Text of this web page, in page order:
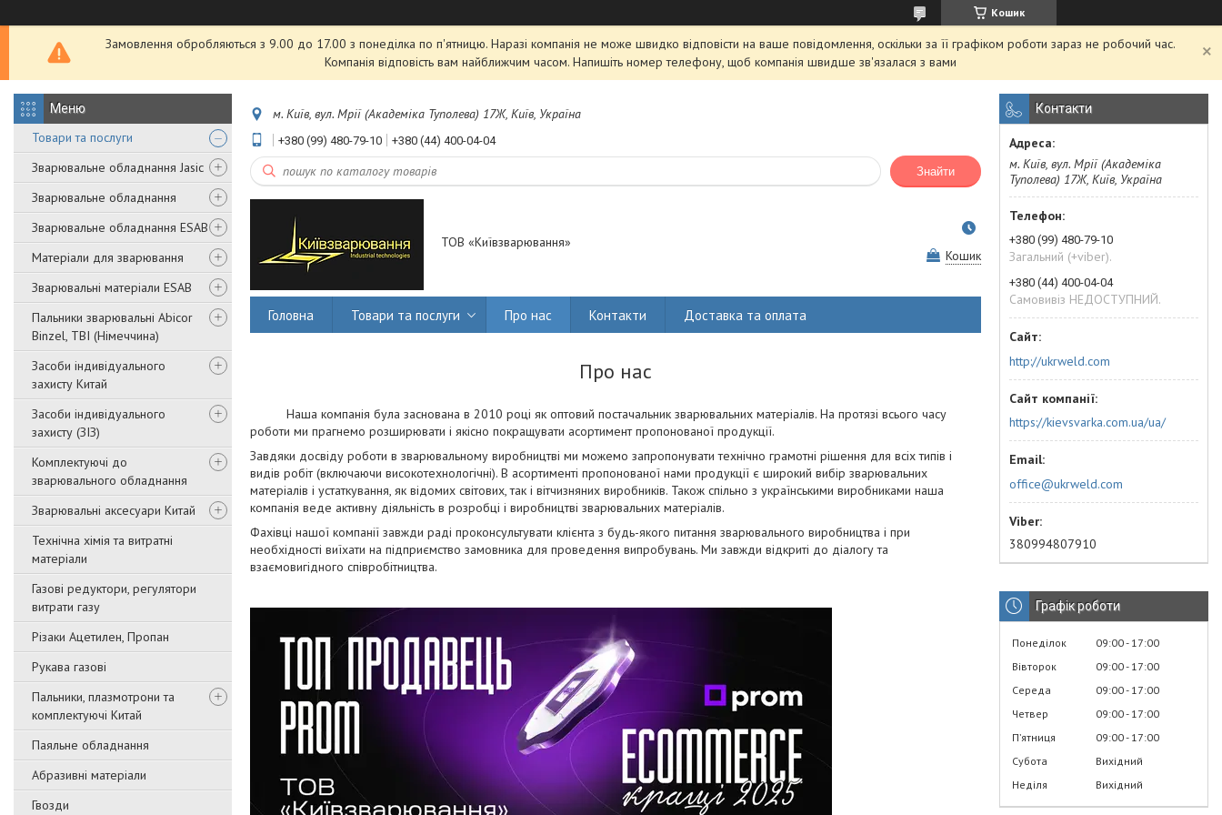
Кошик
Замовлення обробляються з 9.00 до 17.00 з понеділка по п'ятницю. Наразі компанія не може швидко відповісти на ваше повідомлення, оскільки за її графіком роботи зараз не робочий час.
Компанія відповість вам найближчим часом. Напишіть номер телефону, щоб компанія швидше зв'язалася з вами
Товари та послуги
Зварювальне обладнання Jasic
Зварювальне обладнання
Зварювальне обладнання ESAB
Матеріали для зварювання
Зварювальні матеріали ESAB
Пальники зварювальні Abicor
Binzel, TBI (Німеччина)
Засоби індивідуального
захисту Китай
Засоби індивідуального
захисту (ЗІЗ)
Комплектуючі до
зварювального обладнання
Зварювальні аксесуари Китай
Технічна хімія та витратні
матеріали
Газові редуктори, регулятори
витрати газу
Різаки Ацетилен, Пропан
Рукава газові
Пальники, плазмотрони та
комплектуючі Китай
Паяльне обладнання
Абразивні матеріали
Гвозди
м. Київ, вул. Мрії (Академіка Туполева) 17Ж, Київ, Україна
+380 (99) 480-79-10 +380 (44) 400-04-04
Знайти
ТОВ «Київзварювання»
Кошик
Головна Товари та послуги Про нас Контакти Доставка та оплата
Про нас
Наша компанія була заснована в 2010 році як оптовий постачальник зварювальних матеріалів. На протязі всього часу
роботи ми прагнемо розширювати і якісно покращувати асортимент пропонованої продукції.
Завдяки досвіду роботи в зварювальному виробництві ми можемо запропонувати технічно грамотні рішення для всіх типів і
видів робіт (включаючи високотехнологічні). В асортименті пропонованої нами продукції є широкий вибір зварювальних
матеріалів і устаткування, як відомих світових, так і вітчизняних виробників. Також спільно з українськими виробниками наша
компанія веде активну діяльність в розробці і виробництві зварювальних матеріалів.
Фахівці нашої компанії завжди раді проконсультувати клієнта з будь-якого питання зварювального виробництва і при
необхідності виїхати на підприємство замовника для проведення випробувань. Ми завжди відкриті до діалогу та
взаємовигідного співробітництва.
Контакти
м. Київ, вул. Мрії (Академіка
Туполева) 17Ж, Київ, Україна
+380 (99) 480-79-10
Загальний (+viber).
+380 (44) 400-04-04
Самовивіз НЕДОСТУПНИЙ.
http://ukrweld.com
https://kievsvarka.com.ua/ua/
office@ukrweld.com
380994807910
Графік роботи
Понеділок 09:00 17:00
Вівторок
09:00 17:00
Середа
09:00 17:00
Четвер
09:00 17:00
Пʼятниця
09:00 17:00
Субота
Вихідний
Неділя
Вихідний